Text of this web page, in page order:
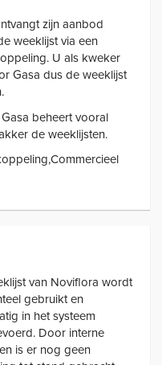
zijn aanbod
weeklijst via een
U als kweker
Gasa dus de weeklijst
Gasa beheert vooral
de weeklijsten.
van Noviflora wordt
gebruikt en
in het systeem
Door interne
is er nog geen